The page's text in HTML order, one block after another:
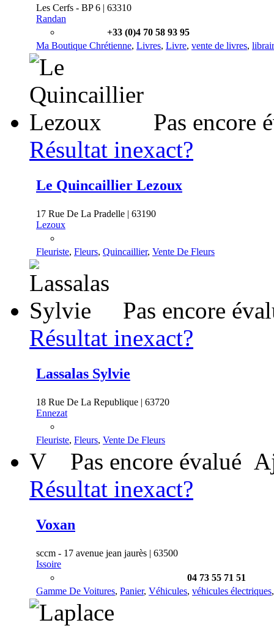
Les Cerfs - BP 6 | 63310
Randan
+33 (0)4 70 58 93 95
Ma Boutique Chrétienne, Livres, Livre, vente de livres,
Pas encore
Résultat inexact?
Le Quincaillier Lezoux
17 Rue De La Pradelle | 63190
Lezoux
Fleuriste, Fleurs, Quincaillier, Vente De Fleurs
Pas encore
Résultat inexact?
Lassalas Sylvie
18 Rue De La Republique | 63720
Ennezat
Fleuriste, Fleurs, Vente De Fleurs
V Pas encore évalué
Résultat inexact?
Voxan
sccm - 17 avenue jean jaurès | 63500
Issoire
04 73 55 71 51
Gamme De Voitures, Panier, Véhicules, véhicules électriques